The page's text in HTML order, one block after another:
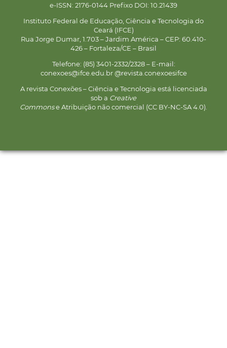
e-ISSN: 2176-0144 Prefixo DOI: 10.21439
Instituto Federal de Educação, Ciência e Tecnologia do
Ceará (IFCE)
Rua Jorge Dumar, 1.703 – Jardim América – CEP: 60.410-
426 – Fortaleza/CE – Brasil
Telefone: (85) 3401-2332/2328 – E-mail:
conexoes@ifce.edu.br @revista.conexoesifce
A revista Conexões – Ciência e Tecnologia está licenciada
sob a Creative
Commonse Atribuição não comercial (CC BY-NC-SA 4.0).